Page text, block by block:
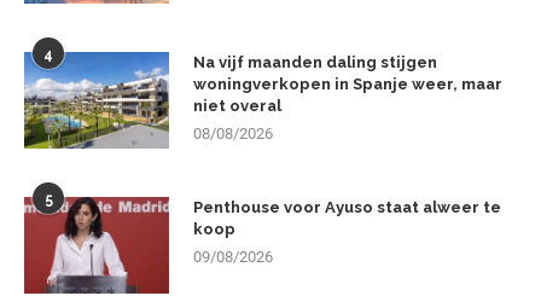
4
Na vijf maanden daling stijgen
woningverkopen in Spanje weer, maar
niet overal
08/08/2026
5
Penthouse voor Ayuso staat alweer te
koop
09/08/2026